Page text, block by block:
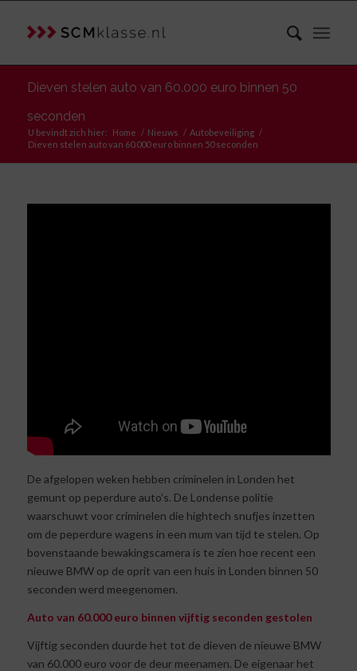
Dieven stelen auto van 60.000 euro binnen 50
seconden
U bevindt zich hier: Home / Nieuws / Autobeveiliging /
Dieven stelen auto van 60.000 euro binnen 50 seconden
De afgelopen weken hebben criminelen in Londen het
gemunt op peperdure auto’s. De Londense politie
waarschuwt voor criminelen die hightech snufjes inzetten
om de peperdure wagens in een mum van tijd te stelen. Op
bovenstaande bewakingscamera is te zien hoe recent een
nieuwe BMW op de oprit van een huis in Londen binnen 50
seconden werd meegenomen.
Auto van 60.000 euro binnen vijftig seconden gestolen
Vijftig seconden duurde het tot de dieven de nieuwe BMW
van 60.000 euro voor de deur meenamen. De eigenaar het